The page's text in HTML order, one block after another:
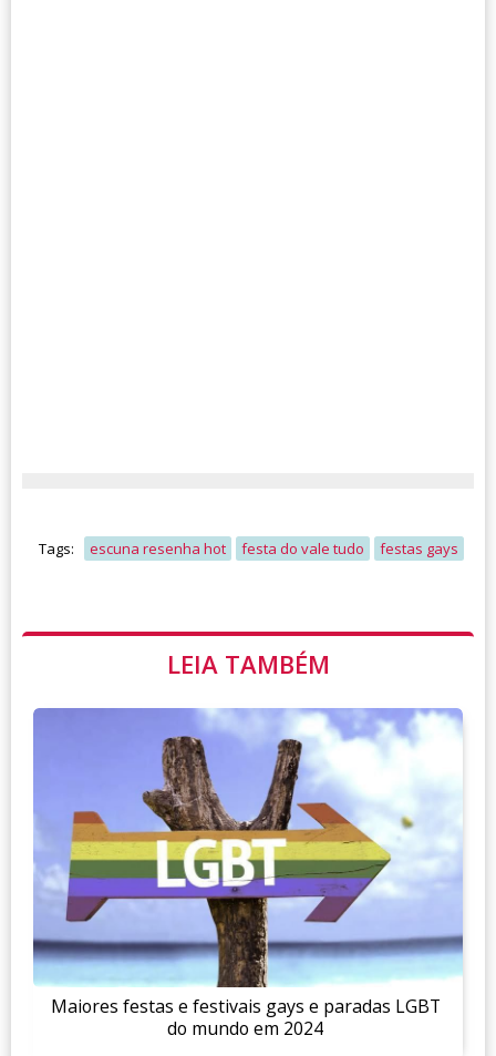
Tags: escuna resenha hot festa do vale tudo festas gays
LEIA TAMBÉM
Maiores festas e festivais gays e paradas LGBT
do mundo em 2024